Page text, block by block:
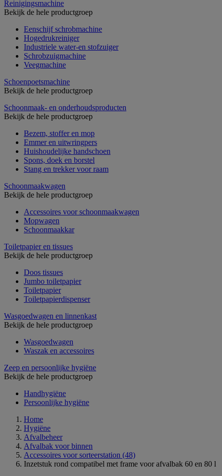
Reinigingsmachine
Bekijk de hele productgroep
Eenschijf schrobmachine
Hogedrukreiniger
Industriele water-en stofzuiger
Schrobzuigmachine
Veegmachine
Schoenpoetsmachine
Bekijk de hele productgroep
Schoonmaak- en onderhoudsproducten
Bekijk de hele productgroep
Bezem, stoffer en mop
Emmer en uitwringpers
Huishoudelijke handschoen
Spons, doek en borstel
Stang en trekker voor raam
Schoonmaakwagen
Bekijk de hele productgroep
Accessoires voor schoonmaakwagen
Mopwagen
Schoonmaakkar
Toiletpapier en tissues
Bekijk de hele productgroep
Doos tissues
Jumbo toiletpapier
Toiletpapier
Toiletpapierdispenser
Wasgoedwagen en linnenkast
Bekijk de hele productgroep
Wasgoedwagen
Waszak en accessoires
Zeep en persoonlijke hygiëne
Bekijk de hele productgroep
Handhygiëne
Persoonlijke hygiëne
Home
Hygiëne
Afvalbeheer
Afvalbak voor binnen
Accessoires voor sorteerstation (48)
Inzetstuk rond compatibel met frame voor afvalbak 60 en 80 l